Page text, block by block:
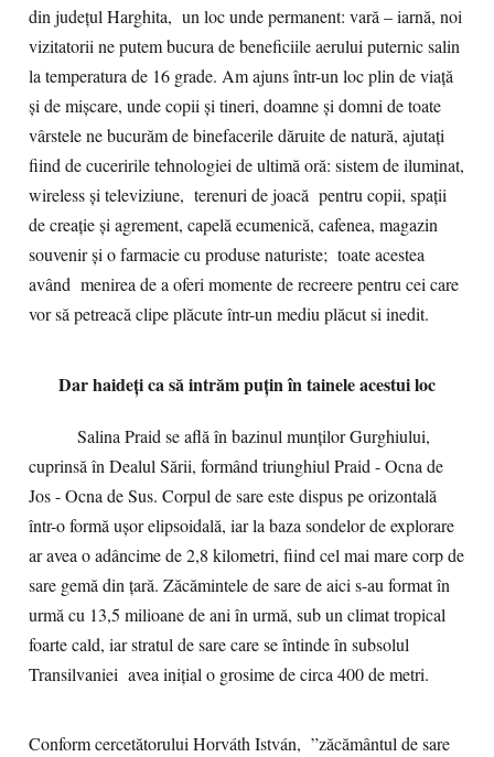
din județul Harghita, un loc unde permanent: vară – iarnă, noi
vizitatorii ne putem bucura de beneficiile aerului puternic salin
la temperatura de 16 grade. Am ajuns într-un loc plin de viață
și de mișcare, unde copii și tineri, doamne și domni de toate
vârstele ne bucurăm de binefacerile dăruite de natură, ajutați
fiind de cuceririle tehnologiei de ultimă oră: sistem de iluminat,
wireless şi televiziune, terenuri de joacă pentru copii, spaţii
de creaţie şi agrement, capelă ecumenică, cafenea, magazin
souvenir şi o farmacie cu produse naturiste; toate acestea
având menirea de a oferi momente de recreere pentru cei care
vor să petreacă clipe plăcute într-un mediu plăcut si inedit.
Dar haideți ca să intrăm puțin în tainele acestui loc
Salina Praid se află în bazinul munților Gurghiului,
cuprinsă în Dealul Sării, formând triunghiul Praid - Ocna de
Jos - Ocna de Sus. Corpul de sare este dispus pe orizontală
într-o formă ușor elipsoidală, iar la baza sondelor de explorare
ar avea o adâncime de 2,8 kilometri, fiind cel mai mare corp de
sare gemă din țară. Zăcămintele de sare de aici s-au format în
urmă cu 13,5 milioane de ani în urmă, sub un climat tropical
foarte cald, iar stratul de sare care se întinde în subsolul
Transilvaniei avea inițial o grosime de circa 400 de metri.
Conform cercetătorului Horváth István, ”zăcământul de sare